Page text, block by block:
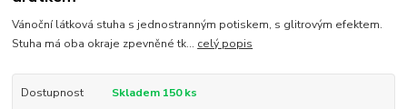
Vánoční látková stuha s jednostranným potiskem, s glitrovým efektem.
Stuha má oba okraje zpevněné tk... celý popis
Dostupnost
Skladem 150 ks